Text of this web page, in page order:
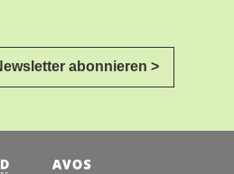
abonnieren >